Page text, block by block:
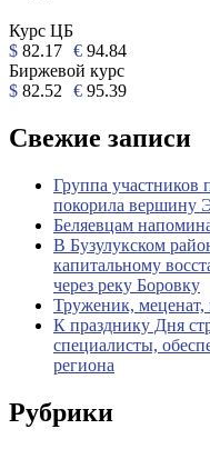
Курс ЦБ
$ 82.17 € 94.84
Биржевой курс
$ 82.52 € 95.39
Свежие записи
Группа участников
покорила вершину
Беляевцам
В Бузулукском
капитальному
через реку Боровку
Труженик, меценат,
К празднику Дня
специалисты,
региона
Рубрики